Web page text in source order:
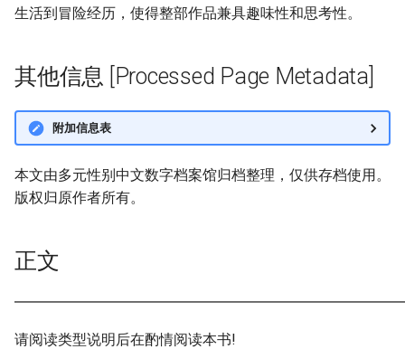
生活到冒险经历，使得整部作品兼具趣味性和思考性。
其他信息 [Processed Page Metadata]
附加信息表
本文由多元性别中文数字档案馆归档整理，仅供存档使用。
版权归原作者所有。
正文
请阅读类型说明后在酌情阅读本书!